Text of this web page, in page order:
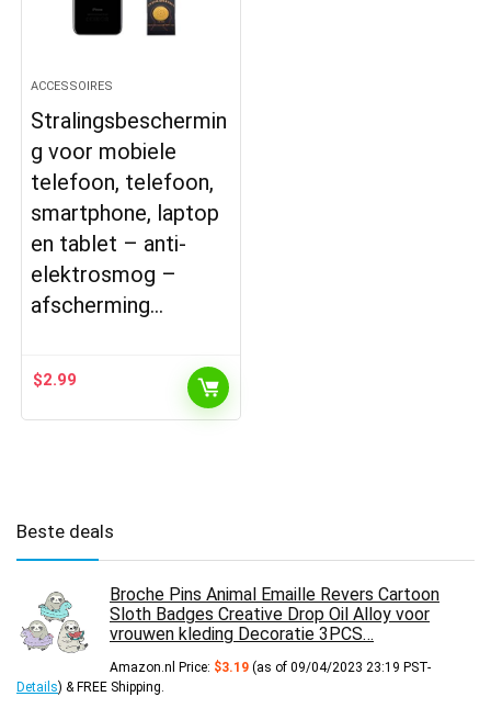
ACCESSOIRES
Stralingsbeschermin
g voor mobiele
telefoon, telefoon,
smartphone, laptop
en tablet – anti-
elektrosmog –
afscherming…
$2.99
Beste deals
Broche Pins Animal Emaille Revers Cartoon
Sloth Badges Creative Drop Oil Alloy voor
vrouwen kleding Decoratie 3PCS…
Amazon.nl Price: $3.19 (as of 09/04/2023 23:19 PST-
Details) & FREE Shipping